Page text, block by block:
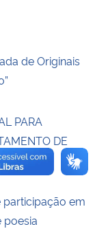
de Originais
PARA
DE
em
poesia